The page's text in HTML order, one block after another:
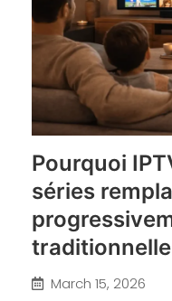
Pourquoi
séries
traditionnelle
March 15, 2026